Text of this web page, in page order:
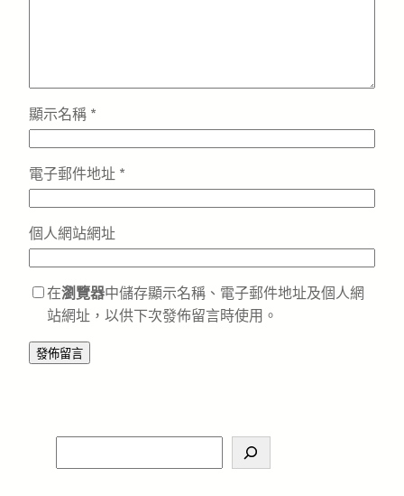
顯示名稱 *
電子郵件地址 *
個人網站網址
在瀏覽器中儲存顯示名稱、電子郵件地址及個人網
站網址，以供下次發佈留言時使用。
e